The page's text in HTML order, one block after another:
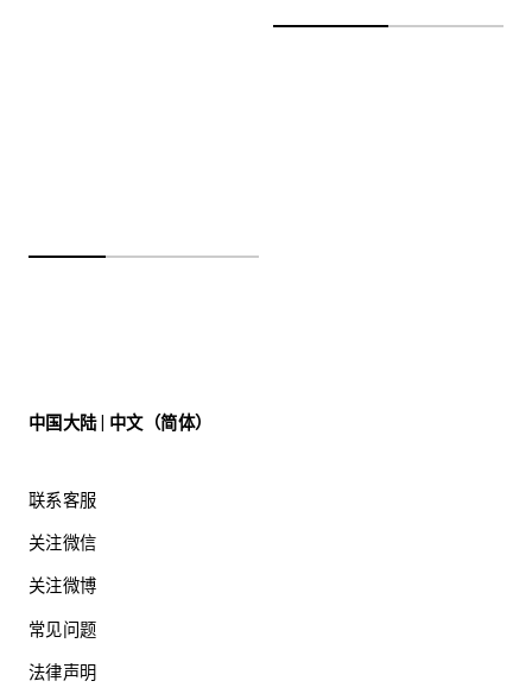
中国大陆 | 中文（简体）
联系客服
关注微信
关注微博
常见问题
法律声明